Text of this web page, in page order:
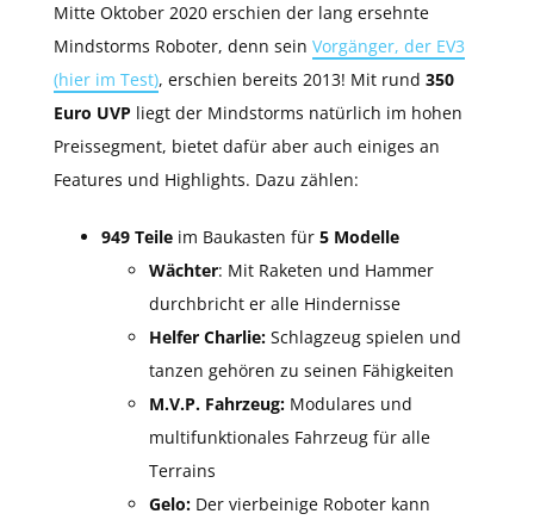
Mitte Oktober 2020 erschien der lang ersehnte
Mindstorms Roboter, denn sein Vorgänger, der EV3
(hier im Test), erschien bereits 2013! Mit rund 350
Euro UVP liegt der Mindstorms natürlich im hohen
Preissegment, bietet dafür aber auch einiges an
Features und Highlights. Dazu zählen:
949 Teile im Baukasten für 5 Modelle
Wächter: Mit Raketen und Hammer
durchbricht er alle Hindernisse
Helfer Charlie: Schlagzeug spielen und
tanzen gehören zu seinen Fähigkeiten
M.V.P. Fahrzeug: Modulares und
multifunktionales Fahrzeug für alle
Terrains
Gelo: Der vierbeinige Roboter kann